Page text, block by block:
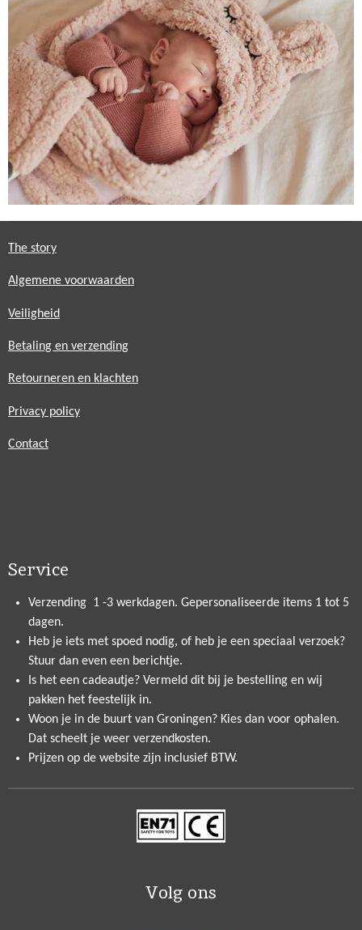
The story
Algemene voorwaarden
Veiligheid
Betaling en verzending
Retourneren en klachten
Privacy policy
Contact
Service
Verzending 1 -3 werkdagen. Gepersonaliseerde items 1 tot 5
dagen.
Heb je iets met spoed nodig, of heb je een speciaal verzoek?
Stuur dan even een berichtje.
Is het een cadeautje? Vermeld dit bij je bestelling en wij
pakken het feestelijk in.
Woon je in de buurt van Groningen? Kies dan voor ophalen.
Dat scheelt je weer verzendkosten.
Prijzen op de website zijn inclusief BTW.
Volg ons